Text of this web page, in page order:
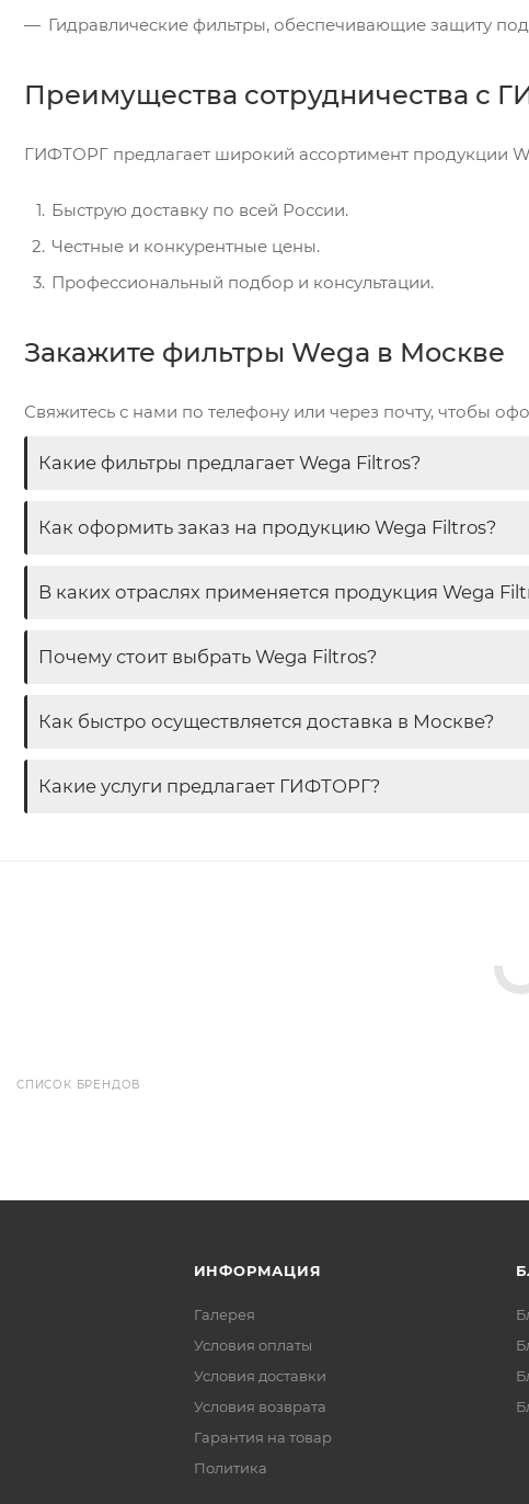
Гидравлические фильтры, обеспечивающие защиту
Преимущества сотрудничества с
ГИФТОРГ предлагает широкий ассортимент продукции
Быструю доставку по всей России.
Честные и конкурентные цены.
Профессиональный подбор и консультации.
Закажите фильтры Wega в Москве
Свяжитесь с нами по телефону или через почту, чтобы
Какие фильтры предлагает Wega Filtros?
Как оформить заказ на продукцию Wega Filtros?
В каких отраслях применяется продукция Wega
Почему стоит выбрать Wega Filtros?
Как быстро осуществляется доставка в Москве?
Какие услуги предлагает ГИФТОРГ?
СПИСОК БРЕНДОВ
ИНФОРМАЦИЯ
Галерея
Условия оплаты
Условия доставки
Условия возврата
Гарантия на товар
Политика